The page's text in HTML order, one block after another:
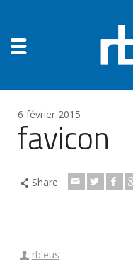
6 février 2015
favicon
Share
rbleus